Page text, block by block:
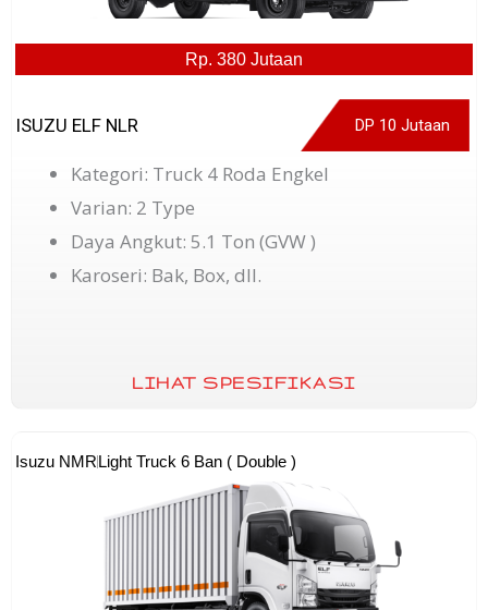
Rp. 380 Jutaan
ISUZU ELF NLR DP 10 Jutaan
Kategori: Truck 4 Roda Engkel
Varian: 2 Type
Daya Angkut: 5.1 Ton (GVW )
Karoseri: Bak, Box, dll.
LIHAT SPESIFIKASI
Isuzu NMRLight Truck 6 Ban ( Double )